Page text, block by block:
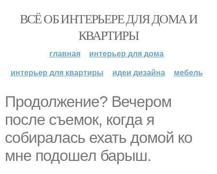
ВСЁ ОБ ИНТЕРЬЕРЕ ДЛЯ ДОМА И
КВАРТИРЫ
главная
интерьер для дома
интерьер для квартиры
идеи дизайна мебель
Продолжение? Вечером
после съемок, когда я
собиралась ехать домой ко
мне подошел барыш.